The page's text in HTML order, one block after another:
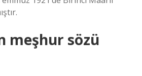
meşhur sözü